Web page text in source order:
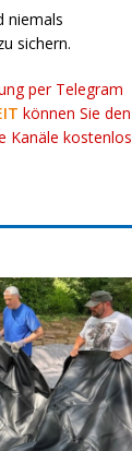
niemals
sichern.
per Telegram
können Sie den
Kanäle kostenlos